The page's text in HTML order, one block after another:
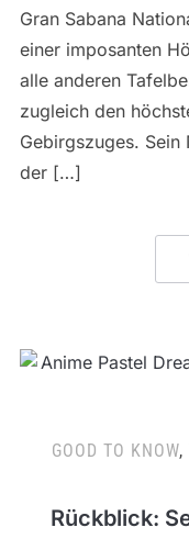
Gran Sabana
einer imposanten
alle anderen
zugleich den
Gebirgszuges. Sein
der […]
GOOD TO KNOW,
Rückblick: